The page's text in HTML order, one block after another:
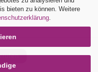
bieten zu können. Weitere